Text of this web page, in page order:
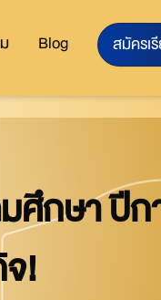
Blog สมัครเ
ศึกษา ปีก
!